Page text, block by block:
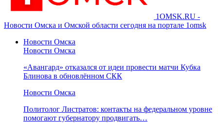
1OMSK.RU -
Новости Омска и Омской области сегодня на портале 1omsk
Новости Омска
Новости Омска
«Авангард» отказался от идеи провести матчи Кубка
Блинова в обновлённом СКК
Новости Омска
Политолог Листратов: контакты на федеральном уровне
помогают губернатору продвигать…